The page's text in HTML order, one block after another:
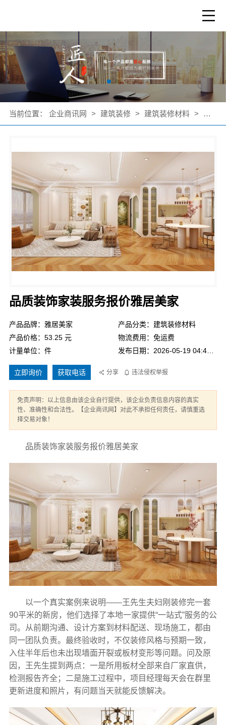
当前位置： 企业商讯网 > 建筑装修 > 建筑装修材料 > 公司
品质装饰家装服务报价雅居美家
产品品牌：雅居美家
产品分类：建筑装修材料
产品价格：53.25 元
物流费用：免运费
计量单位：件
立即询价 获取电话 分享 违法侵权举报
免责声明：以上信息由该企业自行提供，该企业负责信息内容的真实
性、准确性和合法性。【企业商讯网】对此不承担任何责任，请慎重选
择交易对象！
品质装饰家装服务报价雅居美家
以一个真实案例来说明——王先生夫妇刚装修完一套
90平米的新房，他们选择了本地一家提供“一站式”服务的公
司。从前期沟通、设计方案到材料配送、现场施工，都由
同一团队负责。最终验收时，不仅装修风格与预期一致，
入住半年后也未出现墙面开裂或板材变形等问题。问及原
因，王先生提到两点：一是所用板材全部来自厂家直供，
检测报告齐全；二是施工过程中，项目经理每天会在群里
更新进度和照片，有问题当天就能反馈解决。